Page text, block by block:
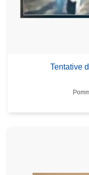
Tentative
Lieux